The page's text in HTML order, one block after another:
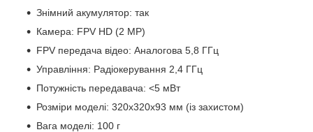
Знімний акумулятор: так
Камера: FPV HD (2 MP)
FPV передача відео: Аналогова 5,8 ГГц
Управління: Радіокерування 2,4 ГГц
Потужність передавача: <5 мВт
Розміри моделі: 320х320х93 мм (із захистом)
Вага моделі: 100 г